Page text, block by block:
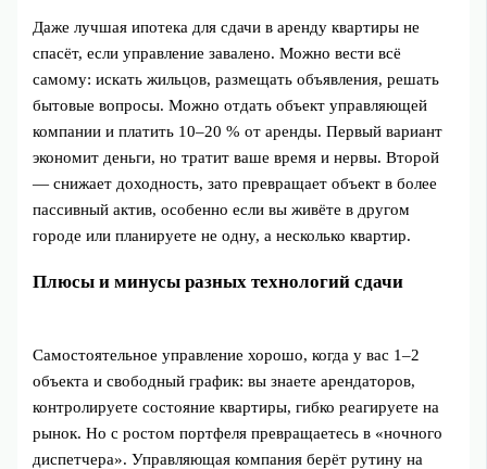
Даже лучшая ипотека для сдачи в аренду квартиры не
спасёт, если управление завалено. Можно вести всё
самому: искать жильцов, размещать объявления, решать
бытовые вопросы. Можно отдать объект управляющей
компании и платить 10–20 % от аренды. Первый вариант
экономит деньги, но тратит ваше время и нервы. Второй
— снижает доходность, зато превращает объект в более
пассивный актив, особенно если вы живёте в другом
городе или планируете не одну, а несколько квартир.
Плюсы и минусы разных технологий сдачи
Самостоятельное управление хорошо, когда у вас 1–2
объекта и свободный график: вы знаете арендаторов,
контролируете состояние квартиры, гибко реагируете на
рынок. Но с ростом портфеля превращаетесь в «ночного
диспетчера». Управляющая компания берёт рутину на